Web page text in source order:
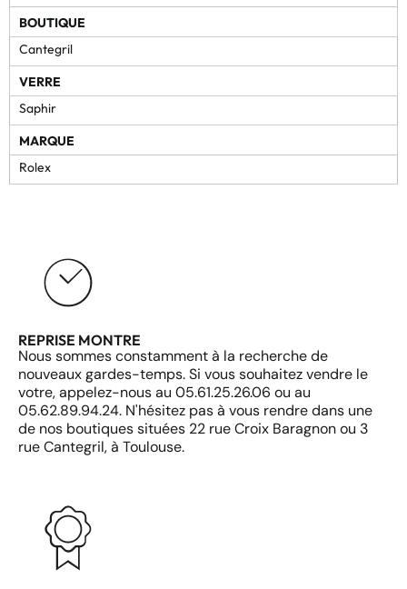
BOUTIQUE
Cantegril
VERRE
Saphir
MARQUE
Rolex
REPRISE MONTRE
Nous sommes constamment à la recherche de
nouveaux gardes-temps. Si vous souhaitez vendre le
votre, appelez-nous au 05.61.25.26.06 ou au
05.62.89.94.24. N'hésitez pas à vous rendre dans une
de nos boutiques situées 22 rue Croix Baragnon ou 3
rue Cantegril, à Toulouse.